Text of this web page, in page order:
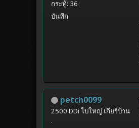
กระทู้: 36
บันทึก
petch0099
2500 DDi โบใหญ่ เกียร์บ้าน